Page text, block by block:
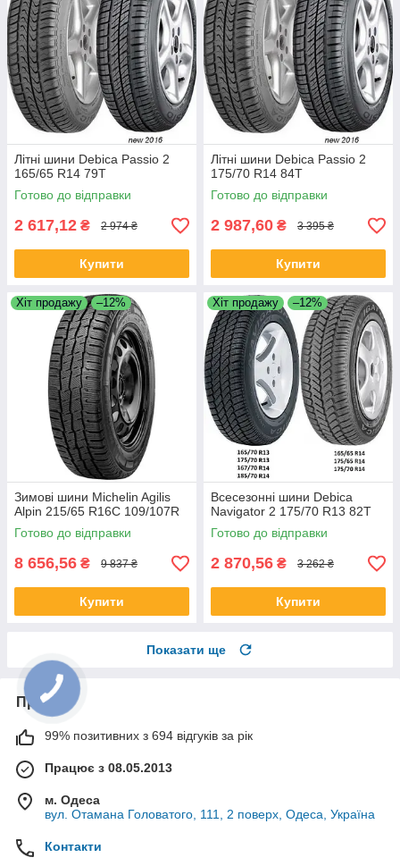
Літні шини Debica Passio 2
165/65 R14 79T
Готово до відправки
2 617,12 ₴ 2 974 ₴
Купити
Літні шини Debica Passio 2
175/70 R14 84T
Готово до відправки
2 987,60 ₴ 3 395 ₴
Купити
Хіт продажу –12%
Зимові шини Michelin Agilis
Alpin 215/65 R16C 109/107R
Готово до відправки
8 656,56 ₴ 9 837 ₴
Купити
Хіт продажу –12%
Всесезонні шини Debica
Navigator 2 175/70 R13 82T
Готово до відправки
2 870,56 ₴ 3 262 ₴
Купити
Показати ще
Про нас
99% позитивних з 694 відгуків за рік
Працює з 08.05.2013
м. Одеса
вул. Отамана Головатого, 111, 2 поверх, Одеса, Україна
Контакти